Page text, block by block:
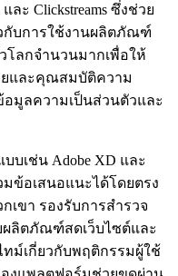
ละ Clickstreams ซึ่งช่วย
กับการใช้งานผลิตภัณฑ์
โลกจำนวนมากเพื่อให้
และคุณสมบัติความ
มูลความเป็นส่วนตัวและ
บเช่น Adobe XD และ
ข้อเสนอแนะได้โดยตรง
เขา รองรับการสำรวจ
ผลิตภัณฑ์สดเว็บไซต์และ
ม์เกี่ยวกับพฤติกรรมผู้ใช้